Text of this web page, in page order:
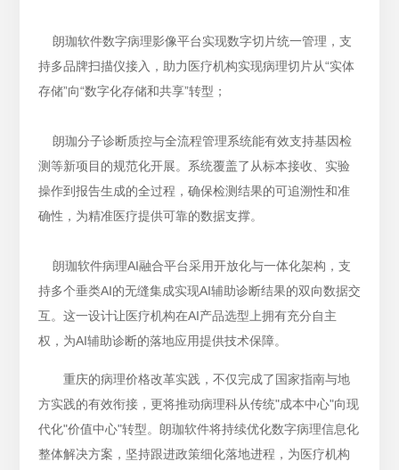
朗珈软件数字病理影像平台实现数字切片统一管理，支
持多品牌扫描仪接入，助力医疗机构实现病理切片从“实体
存储”向“数字化存储和共享”转型；
朗珈分子诊断质控与全流程管理系统能有效支持基因检
测等新项目的规范化开展。系统覆盖了从标本接收、实验
操作到报告生成的全过程，确保检测结果的可追溯性和准
确性，为精准医疗提供可靠的数据支撑。
朗珈软件病理AI融合平台采用开放化与一体化架构，支
持多个垂类AI的无缝集成实现AI辅助诊断结果的双向数据交
互。这一设计让医疗机构在AI产品选型上拥有充分自主
权，为AI辅助诊断的落地应用提供技术保障。
重庆的病理价格改革实践，不仅完成了国家指南与地
方实践的有效衔接，更将推动病理科从传统"成本中心"向现
代化"价值中心"转型。朗珈软件将持续优化数字病理信息化
整体解决方案，坚持跟进政策细化落地进程，为医疗机构